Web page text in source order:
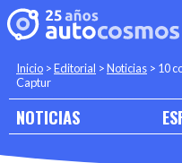
Inicio >Editorial >Noticias > 10
Captur
NOTICIAS